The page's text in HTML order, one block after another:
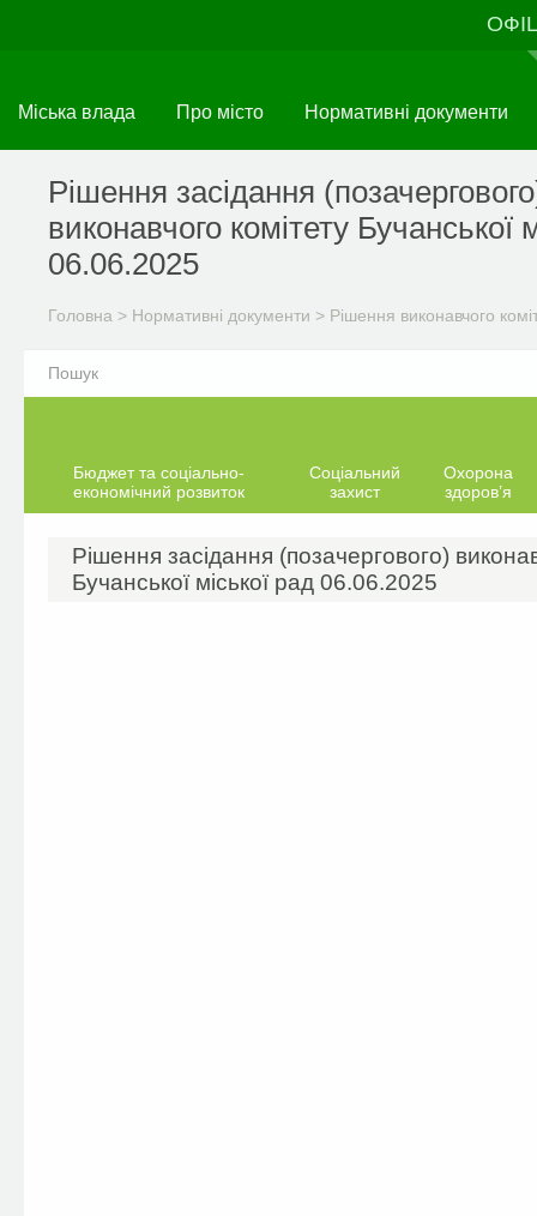
Міська влада Про місто Нормативні документи
Рішення засідання
виконавчого комітету Бучанської
06.06.2025
Головна > Нормативні документи > Рішення виконавчого
Бюджет та соціально-
економічний розвиток
Соціальний
захист
Охорона
здоров’я
Рішення засідання (позачергового)
Бучанської міської рад 06.06.2025